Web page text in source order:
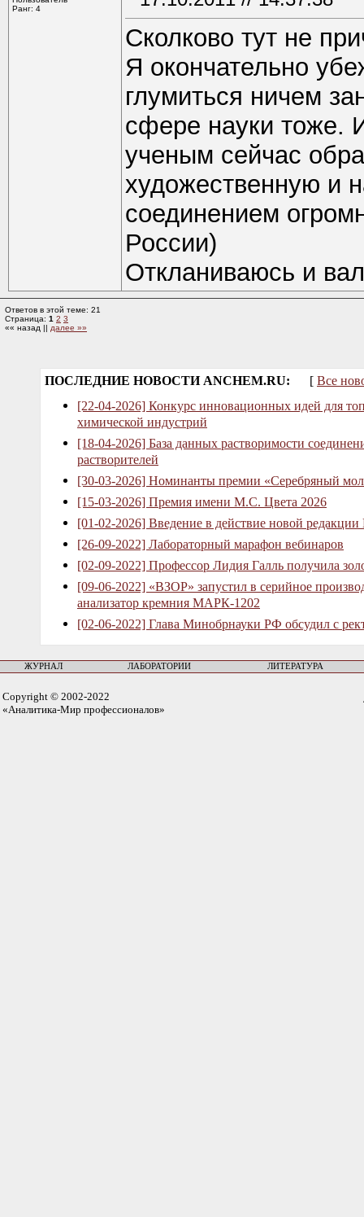
Ранг: 4
Сколково тут не
Я окончательно
глумиться ничем
сфере науки тоже.
ученым сейчас
художественную и
соединением
России)
Откланиваюсь и
Ответов в этой теме: 21
Страница: 1 2 3
«« назад || далее »»
ПОСЛЕДНИЕ НОВОСТИ ANCHEM.RU: [ Все
[22-04-2026] Конкурс инновационных идей для
химической индустрий
[18-04-2026] База данных растворимости
растворителей
[30-03-2026] Номинанты премии «Серебряный
[15-03-2026] Премия имени М.С. Цвета 2026
[01-02-2026] Введение в действие новой
[26-09-2022] Лабораторный марафон вебинаров
[02-09-2022] Профессор Лидия Галль получила
[09-06-2022] «ВЗОР» запустил в серийное
анализатор кремния МАРК-1202
[02-06-2022] Глава Минобрнауки РФ обсудил с
ЖУРНАЛ ЛАБОРАТОРИИ ЛИТЕРАТУРА
Copyright © 2002-2022
«Аналитика-Мир профессионалов»